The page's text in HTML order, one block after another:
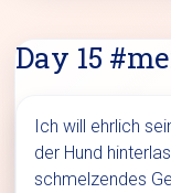
Day 15
Ich will ehrlich
der Hund
schmelzendes